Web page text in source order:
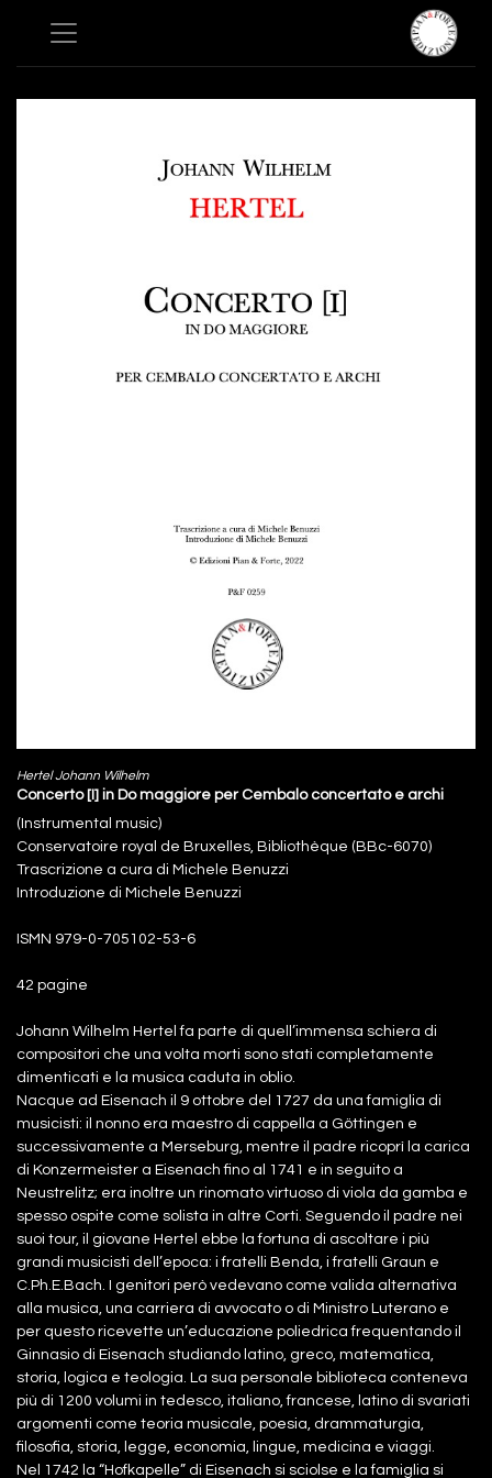
Hertel Johann Wilhelm
Concerto [I] in Do maggiore per Cembalo concertato e archi
(Instrumental music)
Conservatoire royal de Bruxelles, Bibliothèque (BBc-6070)
Trascrizione a cura di Michele Benuzzi
Introduzione di Michele Benuzzi
ISMN 979-0-705102-53-6
42 pagine
Johann Wilhelm Hertel fa parte di quell’immensa schiera di
compositori che una volta morti sono stati completamente
dimenticati e la musica caduta in oblio.
Nacque ad Eisenach il 9 ottobre del 1727 da una famiglia di
musicisti: il nonno era maestro di cappella a Göttingen e
successivamente a Merseburg, mentre il padre ricoprì la carica
di Konzermeister a Eisenach fino al 1741 e in seguito a
Neustrelitz; era inoltre un rinomato virtuoso di viola da gamba e
spesso ospite come solista in altre Corti. Seguendo il padre nei
suoi tour, il giovane Hertel ebbe la fortuna di ascoltare i più
grandi musicisti dell’epoca: i fratelli Benda, i fratelli Graun e
C.Ph.E.Bach. I genitori però vedevano come valida alternativa
alla musica, una carriera di avvocato o di Ministro Luterano e
per questo ricevette un’educazione poliedrica frequentando il
Ginnasio di Eisenach studiando latino, greco, matematica,
storia, logica e teologia. La sua personale biblioteca conteneva
più di 1200 volumi in tedesco, italiano, francese, latino di svariati
argomenti come teoria musicale, poesia, drammaturgia,
filosofia, storia, legge, economia, lingue, medicina e viaggi.
Nel 1742 la “Hofkapelle” di Eisenach si sciolse e la famiglia si